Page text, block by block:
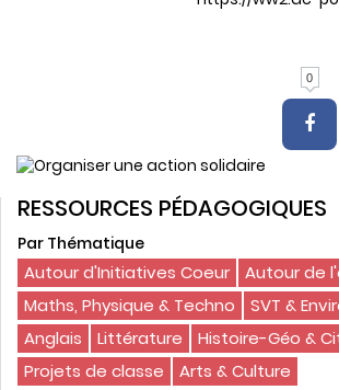
0
RESSOURCES PÉDAGOGIQUES
Par Thématique
Autour d'Initiatives Coeur
Autour de
Maths, Physique & Techno
SVT &
Anglais
Littérature
Histoire-Géo &
Projets de classe
Arts & Culture